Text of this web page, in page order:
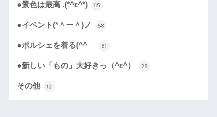
●景色は最高 .(*^ε^*) 115
●イベント(*＾ー＾)ノ 68
●ポルシェを着る(^^ゞ 81
●新しい「もの」大好きっ（^ε^） 28
その他 12